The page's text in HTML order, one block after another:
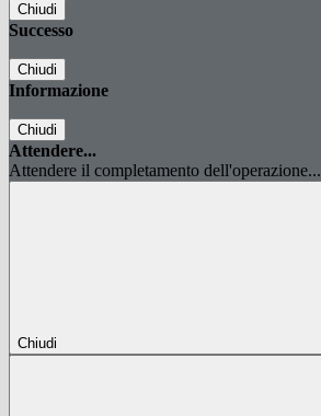
Chiudi
Successo
Chiudi
Informazione
Chiudi
Attendere...
Attendere il completamento dell'operazione...
Chiudi